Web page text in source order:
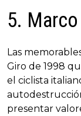
5.
Las
Giro de 1998
el ciclista
presentar